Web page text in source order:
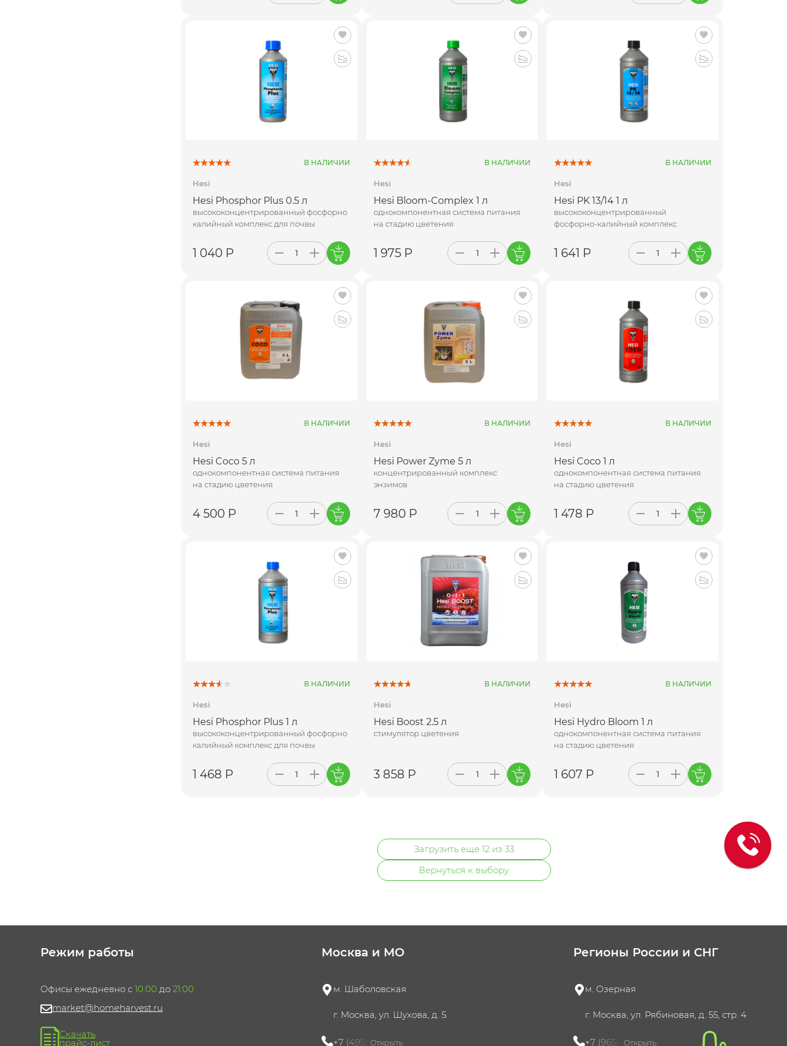
В НАЛИЧИИ
Hesi
Hesi Phosphor Plus 0.5 л
высококонцентрированный фосфорно
калийный комплекс для почвы
1 040 Р
В НАЛИЧИИ
Hesi
Hesi Bloom-Complex 1 л
однокомпонентная система питания
на стадию цветения
1 975 Р
В НАЛИЧИИ
Hesi
Hesi PK 13/14 1 л
высококонцентрированный
фосфорно-калийный комплекс
1 641 Р
В НАЛИЧИИ
Hesi
Hesi Coco 5 л
однокомпонентная система питания
на стадию цветения
4 500 Р
В НАЛИЧИИ
Hesi
Hesi Power Zyme 5 л
концентрированный комплекс
энзимов
7 980 Р
В НАЛИЧИИ
Hesi
Hesi Coco 1 л
однокомпонентная система питания
на стадию цветения
1 478 Р
В НАЛИЧИИ
Hesi
Hesi Phosphor Plus 1 л
высококонцентрированный фосфорно
калийный комплекс для почвы
1 468 Р
В НАЛИЧИИ
Hesi
Hesi Boost 2.5 л
стимулятор цветения
3 858 Р
В НАЛИЧИИ
Hesi
Hesi Hydro Bloom 1 л
однокомпонентная система питания
на стадию цветения
1 607 Р
Загрузить еще 12 из 33
Вернуться к выбору
Режим работы
Офисы ежедневно с 10:00 до 21:00
market@homeharvest.ru
Скачать
прайс-лист
Москва и МО
м. Шаболовская
г. Москва, ул. Шухова, д. 5
+7 (495) 721-60-15
Открыть
Регионы России и СНГ
м. Озерная
г. Москва, ул. Рябиновая, д. 55, стр. 4
+7 (965) 420-10-10
Открыть